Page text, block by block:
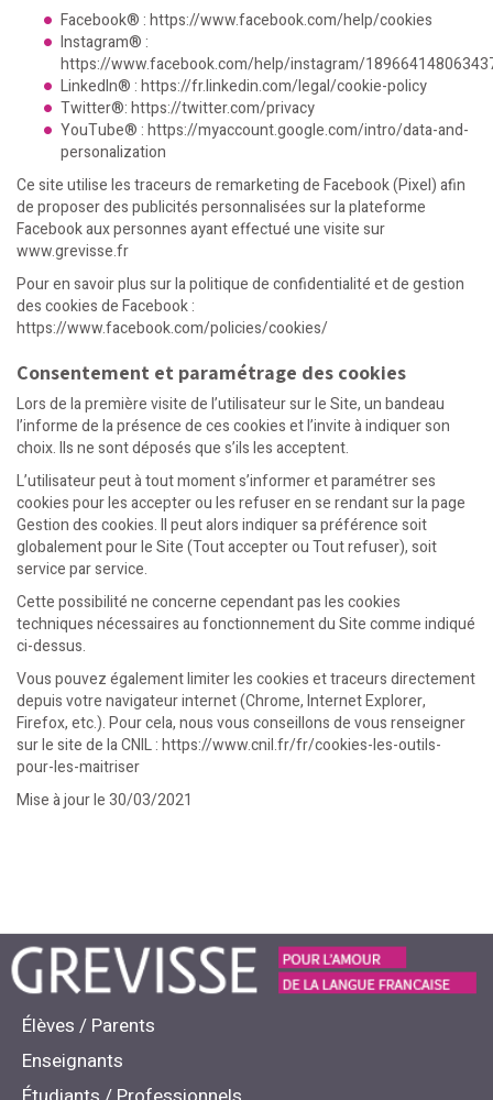
Facebook® :https://www.facebook.com/help/cookies
Instagram® :
https://www.facebook.com/help/instagram/
LinkedIn® :https://fr.linkedin.com/legal/cookie-policy
Twitter®:https://twitter.com/privacy
YouTube® :https://myaccount.google.com/intro/data-and-
personalization
Ce site utilise les traceurs de remarketing de Facebook (Pixel) afin
de proposer des publicités personnalisées sur la plateforme
Facebook aux personnes ayant effectué une visite sur
www.grevisse.fr
Pour en savoir plus sur la politique de confidentialité et de gestion
des cookies de Facebook :
https://www.facebook.com/policies/cookies/
Consentement et paramétrage des cookies
Lors de la première visite de l’utilisateur sur le Site, un bandeau
l’informe de la présence de ces cookies et l’invite à indiquer son
choix. Ils ne sont déposés que s’ils les acceptent.
L’utilisateur peut à tout moment s’informer et paramétrer ses
cookies pour les accepter ou les refuser en se rendant sur la page
Gestion des cookies. Il peut alors indiquer sa préférence soit
globalement pour le Site (Tout accepter ou Tout refuser), soit
service par service.
Cette possibilité ne concerne cependant pas les cookies
techniques nécessaires au fonctionnement du Site comme indiqué
ci-dessus.
Vous pouvez également limiter les cookies et traceurs directement
depuis votre navigateur internet (Chrome, Internet Explorer,
Firefox, etc.). Pour cela, nous vous conseillons de vous renseigner
sur le site de la CNIL :https://www.cnil.fr/fr/cookies-les-outils-
pour-les-maitriser
Mise à jour le 30/03/2021
Élèves / Parents
Enseignants